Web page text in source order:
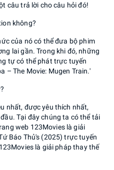
câu trả lời cho câu hỏi đó!
không?
của nó có thể đưa bộ phim
lai gần. Trong khi đó, những
tự có thể phát trực tuyến
– The Movie: Mugen Train.'
nhất, được yêu thích nhất,
Tại đây chúng ta có thể tải
web 123Movies là giải
Báo Thủ's (2025) trực tuyến
là giải pháp thay thế